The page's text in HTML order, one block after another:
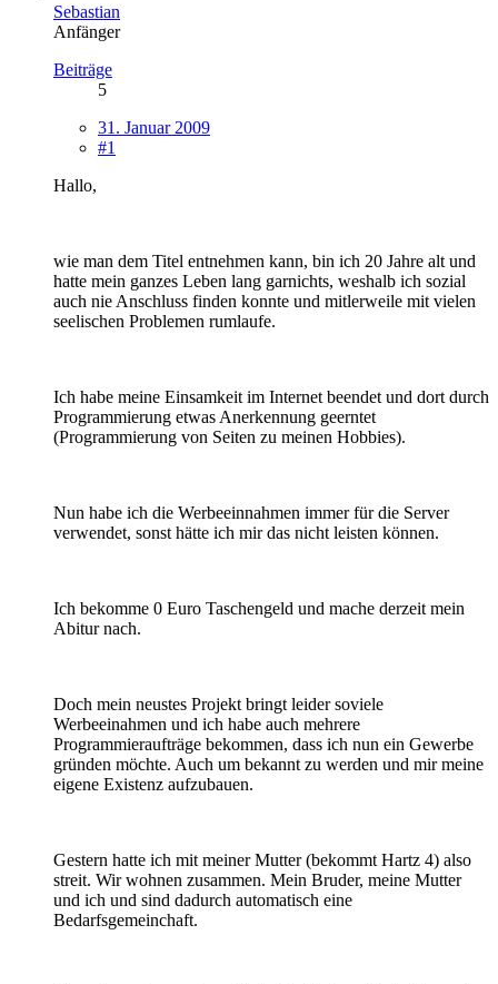
Sebastian
Anfänger
Beiträge
5
31. Januar 2009
#1
Hallo,
wie man dem Titel entnehmen kann, bin ich 20 Jahre alt und
hatte mein ganzes Leben lang garnichts, weshalb ich sozial
auch nie Anschluss finden konnte und mitlerweile mit vielen
seelischen Problemen rumlaufe.
Ich habe meine Einsamkeit im Internet beendet und dort durch
Programmierung etwas Anerkennung geerntet
(Programmierung von Seiten zu meinen Hobbies).
Nun habe ich die Werbeeinnahmen immer für die Server
verwendet, sonst hätte ich mir das nicht leisten können.
Ich bekomme 0 Euro Taschengeld und mache derzeit mein
Abitur nach.
Doch mein neustes Projekt bringt leider soviele
Werbeeinahmen und ich habe auch mehrere
Programmieraufträge bekommen, dass ich nun ein Gewerbe
gründen möchte. Auch um bekannt zu werden und mir meine
eigene Existenz aufzubauen.
Gestern hatte ich mit meiner Mutter (bekommt Hartz 4) also
streit. Wir wohnen zusammen. Mein Bruder, meine Mutter
und ich und sind dadurch automatisch eine
Bedarfsgemeinchaft.